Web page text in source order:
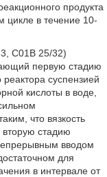
продукта
цикле в течение 10-
С01В 25/32)
первую стадию
реактора суспензией
кислоты в воде,
что вязкость
вторую стадию
вводом
для
в интервале от